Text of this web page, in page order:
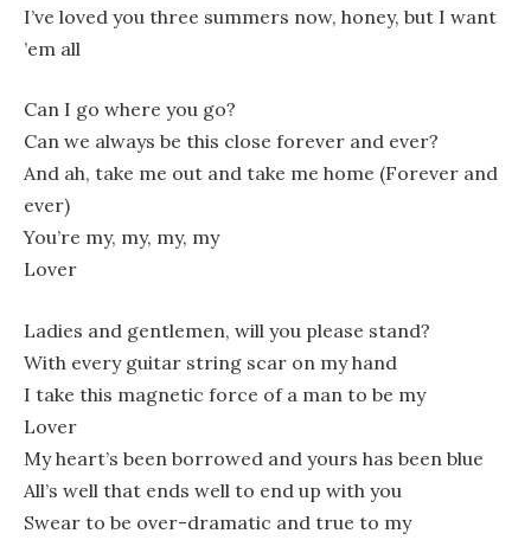
I’ve loved you three summers now, honey, but I want
’em all
Can I go where you go?
Can we always be this close forever and ever?
And ah, take me out and take me home (Forever and
ever)
You’re my, my, my, my
Lover
Ladies and gentlemen, will you please stand?
With every guitar string scar on my hand
I take this magnetic force of a man to be my
Lover
My heart’s been borrowed and yours has been blue
All’s well that ends well to end up with you
Swear to be over-dramatic and true to my